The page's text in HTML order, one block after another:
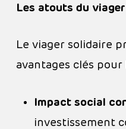
Les atouts du
Le viager solidaire
avantages clés
Impact social
investissement